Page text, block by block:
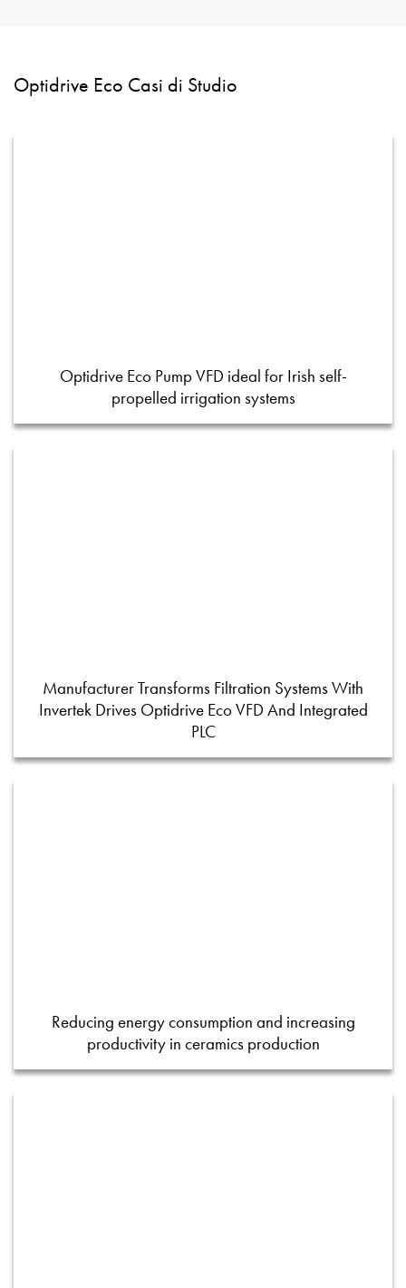
Optidrive Eco Casi di Studio
Optidrive Eco Pump VFD ideal for Irish self-
propelled irrigation systems
Manufacturer Transforms Filtration Systems With
Invertek Drives Optidrive Eco VFD And Integrated
PLC
Reducing energy consumption and increasing
productivity in ceramics production